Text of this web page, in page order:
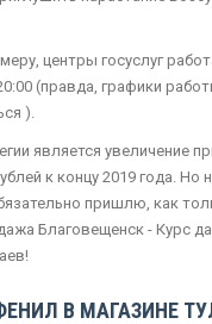
центры госуслуг
(правда, графики
).
является увеличение
к концу 2019 года. Но
пришлю, как
Благовещенск - Курс
В МАГАЗИНЕ